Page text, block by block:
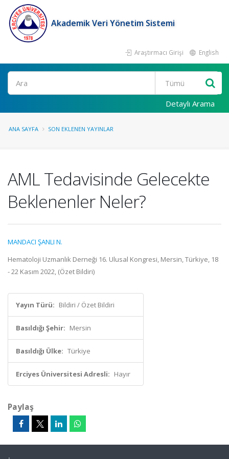
Akademik Veri Yönetim Sistemi
Araştırmacı Girişi English
Ara
Detaylı Arama
ANA SAYFA SON EKLENEN YAYINLAR
AML Tedavisinde Gelecekte
Beklenenler Neler?
MANDACI ŞANLI N.
Hematoloji Uzmanlık Derneği 16. Ulusal Kongresi, Mersin, Türkiye, 18
- 22 Kasım 2022, (Özet Bildiri)
Yayın Türü: Bildiri / Özet Bildiri
Basıldığı Şehir: Mersin
Basıldığı Ülke: Türkiye
Erciyes Üniversitesi Adresli: Hayır
Paylaş